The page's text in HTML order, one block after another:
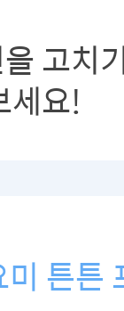
고치
세요!
튼튼